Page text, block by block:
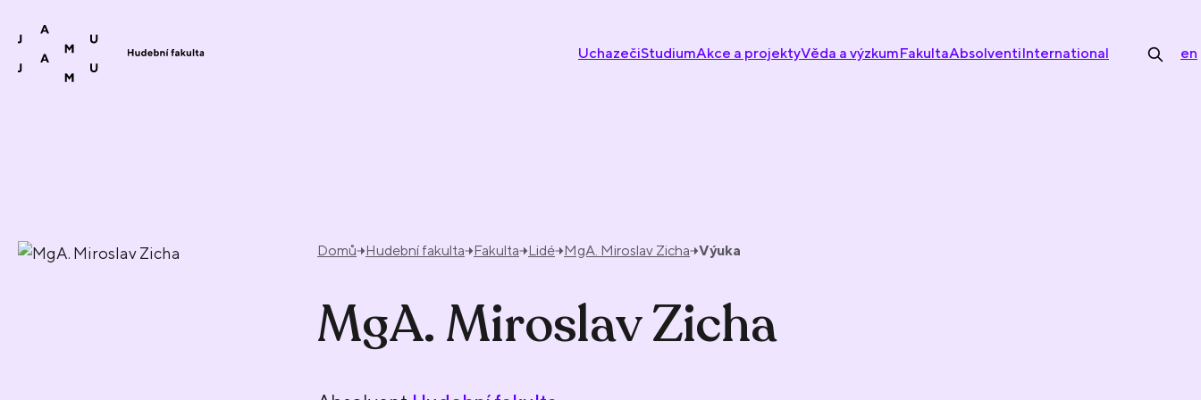
UchazečiStudiumAkce a projektyVěda a výzkumFakultaAbsolventiInternational en
Domů Hudební fakulta Fakulta Lidé MgA. Miroslav Zicha Výuka
MgA. Miroslav Zicha